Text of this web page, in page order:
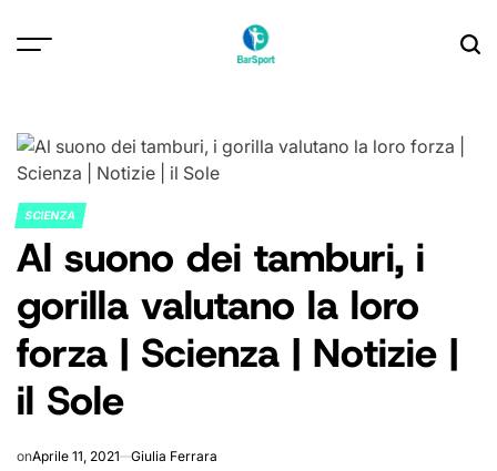
POSTED
IN
SCIENZA
Al suono dei tamburi, i
gorilla valutano la loro
forza | Scienza | Notizie |
il Sole
onAprile 11, 2021 Giulia Ferrara